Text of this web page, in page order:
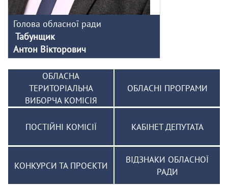
Голова обласної ради
Табунщик
Антон Вікторович
ОБЛАСНА
ТЕРИТОРІАЛЬНА
ВИБОРЧА КОМІСІЯ
ОБЛАСНІ ПРОГРАМИ
ПОСТІЙНІ КОМІСІЇ КАБІНЕТ ДЕПУТАТА
КОНКУРСИ ТА ПРОЄКТИ
ВІДЗНАКИ ОБЛАСНОЇ
РАДИ